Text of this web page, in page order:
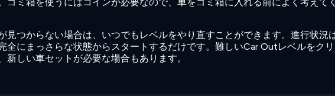
ゴミ箱を使うにはコインが必要なので、車をゴミ箱に入れる前によく考えて
見つからない場合は、いつでもレベルをやり直すことができます。進行状況
全にまっさらな状態からスタートするだけです。難しいCar Outレベルをク
新しい車セットが必要な場合もあります。